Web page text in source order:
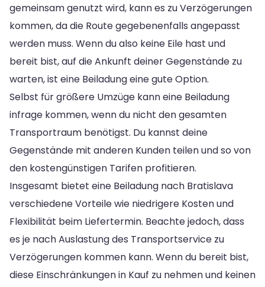
gemeinsam genutzt wird, kann es zu Verzögerungen
kommen, da die Route gegebenenfalls angepasst
werden muss. Wenn du also keine Eile hast und
bereit bist, auf die Ankunft deiner Gegenstände zu
warten, ist eine Beiladung eine gute Option.
Selbst für größere Umzüge kann eine Beiladung
infrage kommen, wenn du nicht den gesamten
Transportraum benötigst. Du kannst deine
Gegenstände mit anderen Kunden teilen und so von
den kostengünstigen Tarifen profitieren.
Insgesamt bietet eine Beiladung nach Bratislava
verschiedene Vorteile wie niedrigere Kosten und
Flexibilität beim Liefertermin. Beachte jedoch, dass
es je nach Auslastung des Transportservice zu
Verzögerungen kommen kann. Wenn du bereit bist,
diese Einschränkungen in Kauf zu nehmen und keinen